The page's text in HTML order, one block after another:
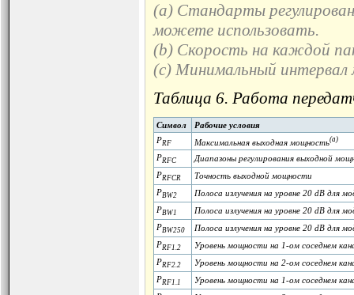
(a) Стандарты
можете использовать.
(b) Скорость на каждой
(c) Минимальный
Таблица 6. Работа
Символ
Рабочие условия
PRF Максимальная выходная мощность(a)
PRFC
Диапазоны регулирования выходной
PRFCR
Точность выходной мощности
PBW2
Полоса излучения на уровне 20 dB для
PBW1
Полоса излучения на уровне 20 dB для
PBW250
Полоса излучения на уровне 20 dB для
PRF1.2
Уровень мощности на 1-ом соседнем
PRF2.2
Уровень мощности на 2-ом соседнем
PRF1.1
Уровень мощности на 1-ом соседнем